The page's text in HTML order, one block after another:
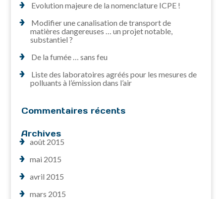
Evolution majeure de la nomenclature ICPE !
Modifier une canalisation de transport de
matières dangereuses … un projet notable,
substantiel ?
De la fumée … sans feu
Liste des laboratoires agréés pour les mesures de
polluants à l’émission dans l’air
Commentaires récents
Archives
août 2015
mai 2015
avril 2015
mars 2015